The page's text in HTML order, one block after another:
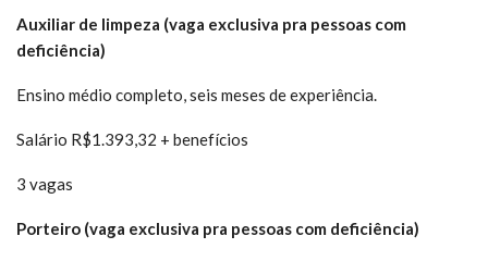
Auxiliar de limpeza (vaga exclusiva pra pessoas com
deficiência)
Ensino médio completo, seis meses de experiência.
Salário R$1.393,32 + benefícios
3 vagas
Porteiro (vaga exclusiva pra pessoas com deficiência)